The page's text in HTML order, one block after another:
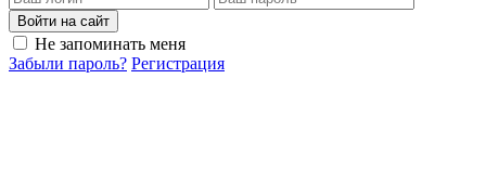
Войти на сайт
Не запоминать меня
Забыли пароль? Регистрация